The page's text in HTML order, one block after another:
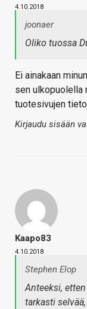
4.10.2018
joonaer
Oliko tuossa
Ei ainakaan
sen ulkopuolella
tuotesivujen
Kirjaudu sisään
Kaapo83
4.10.2018
Stephen Elop
Anteeksi,
tarkasti